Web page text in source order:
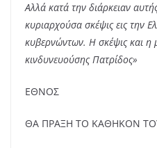
Αλλά κατά την διάρκειαν
κυριαρχούσα σκέψις εις την
κυβερνώντων. Η σκέψις και η
κινδυνευούσης Πατρίδος»
ΕΘΝΟΣ
ΘΑ ΠΡΑΞΗ ΤΟ ΚΑΘΗΚΟΝ